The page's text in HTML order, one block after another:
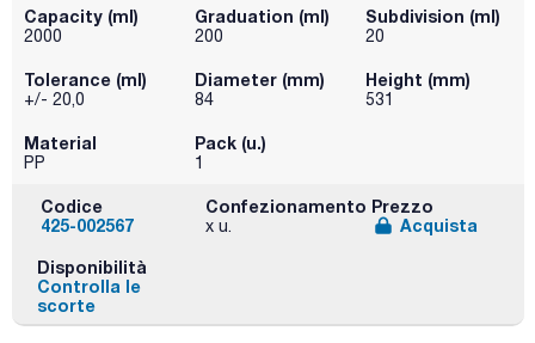
Capacity (ml)
2000
Graduation (ml)
200
Subdivision (ml)
20
Tolerance (ml)
+/- 20,0
Diameter (mm)
84
Height (mm)
531
Material
PP
Pack (u.)
1
Codice
425-002567
Confezionamento
x u.
Prezzo
Acquista
Disponibilità
Controlla le
scorte